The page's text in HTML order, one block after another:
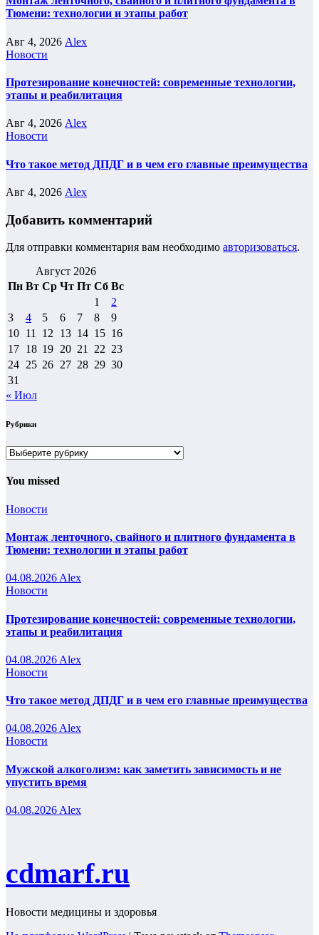
Тюмени: технологии и этапы работ
Авг 4, 2026 Alex
Новости
Протезирование конечностей: современные технологии,
этапы и реабилитация
Авг 4, 2026 Alex
Новости
Что такое метод ДПДГ и в чем его главные преимущества
Авг 4, 2026 Alex
Добавить комментарий
Для отправки комментария вам необходимо авторизоваться.
Август 2026
Пн Вт Ср Чт Пт Сб Вс
1
2
3
4 5 6 7 8
9
10 11 12 13 14 15 16
17 18 19 20 21 22 23
24 25 26 27 28 29 30
31
« Июл
Рубрики
Рубрики
You missed
Новости
Монтаж ленточного, свайного и плитного фундамента в
Тюмени: технологии и этапы работ
04.08.2026 Alex
Новости
Протезирование конечностей: современные технологии,
этапы и реабилитация
04.08.2026 Alex
Новости
Что такое метод ДПДГ и в чем его главные преимущества
04.08.2026 Alex
Новости
Мужской алкоголизм: как заметить зависимость и не
упустить время
04.08.2026 Alex
cdmarf.ru
Новости медицины и здоровья